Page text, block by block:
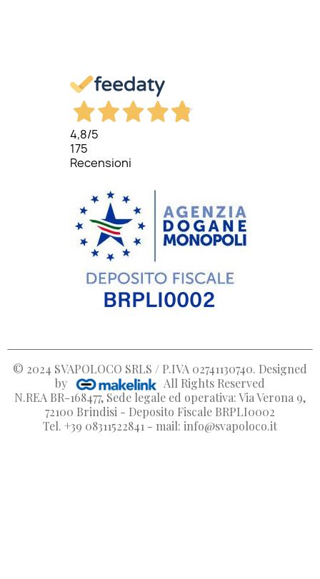
4,8/5
175
Recensioni
© 2024 SVAPOLOCO SRLS / P.IVA 02741130740. Designed
by
All Rights Reserved
N.REA BR-168477, Sede legale ed operativa: Via Verona 9,
72100 Brindisi - Deposito Fiscale BRPLI0002
Tel. +39 08311522841 - mail: info@svapoloco.it